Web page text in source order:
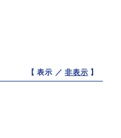
【 表示 ／非表示 】